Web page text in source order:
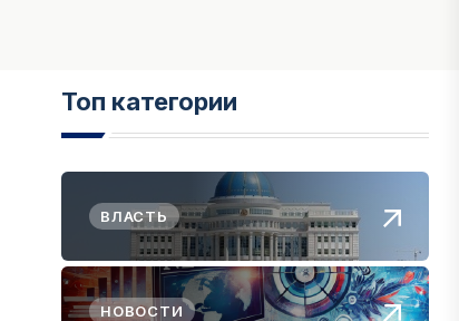
Топ категории
ВЛАСТЬ
НОВОСТИ